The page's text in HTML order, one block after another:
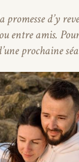
promesse d’y
entre amis.
prochaine